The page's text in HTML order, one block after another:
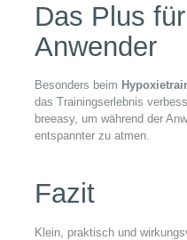
Das Plus
Anwender
Besonders beim
das Trainingserlebnis
breeasy, um während der
entspannter zu atmen.
Fazit
Klein, praktisch und